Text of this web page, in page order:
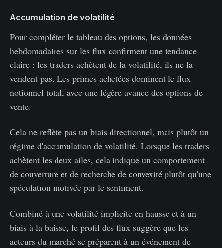
Accumulation de volatilité
Pour compléter le tableau des options, les données
hebdomadaires sur les flux confirment une tendance
claire : les traders achètent de la volatilité, ils ne la
vendent pas. Les primes achetées dominent le flux
notionnel total, avec une légère avance des options de
vente.
Cela ne reflète pas un biais directionnel, mais plutôt un
régime d'accumulation de volatilité. Lorsque les traders
achètent les deux ailes, cela indique un comportement
de couverture et de recherche de convexité plutôt qu'une
spéculation motivée par le sentiment.
Combiné à une volatilité implicite en hausse et à un
biais à la baisse, le profil des flux suggère que les
acteurs du marché se préparent à un événement de